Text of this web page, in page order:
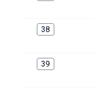
38
39